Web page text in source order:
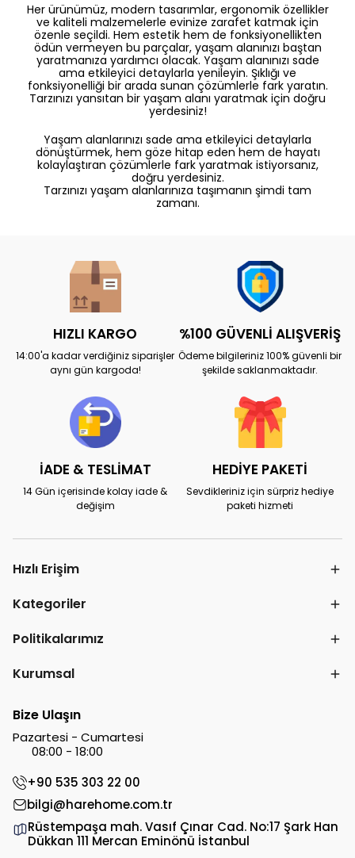
Her ürünümüz, modern tasarımlar, ergonomik özellikler
ve kaliteli malzemelerle evinize zarafet katmak için
özenle seçildi. Hem estetik hem de fonksiyonellikten
ödün vermeyen bu parçalar, yaşam alanınızı baştan
yaratmanıza yardımcı olacak. Yaşam alanınızı sade
ama etkileyici detaylarla yenileyin. Şıklığı ve
fonksiyonelliği bir arada sunan çözümlerle fark yaratın.
Tarzınızı yansıtan bir yaşam alanı yaratmak için doğru
yerdesiniz!
Yaşam alanlarınızı sade ama etkileyici detaylarla
dönüştürmek, hem göze hitap eden hem de hayatı
kolaylaştıran çözümlerle fark yaratmak istiyorsanız,
doğru yerdesiniz.
Tarzınızı yaşam alanlarınıza taşımanın şimdi tam
zamanı.
HIZLI KARGO
14:00'a kadar verdiğiniz siparişler
aynı gün kargoda!
%100 GÜVENLİ ALIŞVERİŞ
Ödeme bilgileriniz 100% güvenli bir
şekilde saklanmaktadır.
İADE & TESLİMAT
14 Gün içerisinde kolay iade &
değişim
HEDİYE PAKETİ
Sevdikleriniz için sürpriz hediye
paketi hizmeti
Hızlı Erişim
Kategoriler
Politikalarımız
Kurumsal
Bize Ulaşın
Pazartesi - Cumartesi
08:00 - 18:00
+90 535 303 22 00
bilgi@harehome.com.tr
Rüstempaşa mah. Vasıf Çınar Cad. No:17 Şark Han
Dükkan 111 Mercan Eminönü İstanbul